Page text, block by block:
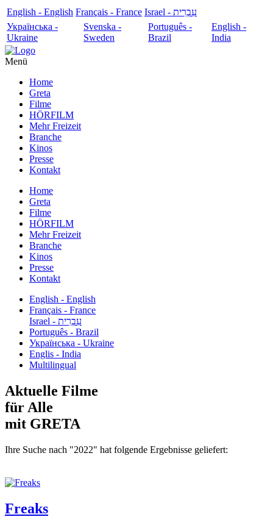
English - English Français - France
עִבְרִית - Israel
Українська -
Ukraine
Svenska -
Sweden
Português -
Brazil
English -
India
Menü
Home
Greta
Filme
HÖRFILM
Mehr Freizeit
Branche
Kinos
Presse
Kontakt
Home
Greta
Filme
HÖRFILM
Mehr Freizeit
Branche
Kinos
Presse
Kontakt
English - English
Français - France
עִבְרִית - Israel
Português - Brazil
Українська - Ukraine
Englis - India
Multilingual
Aktuelle Filme
für Alle
mit GRETA
Ihre Suche nach "2022" hat folgende Ergebnisse geliefert:
Freaks